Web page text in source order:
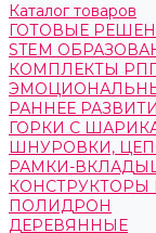
Каталог товаров
ГОТОВЫЕ
STEM
КОМПЛЕКТЫ
РАННЕЕ
ГОРКИ С
ШНУРОВКИ,
РАМКИ-
ПОЛИДРОН
ДЕРЕВЯННЫЕ